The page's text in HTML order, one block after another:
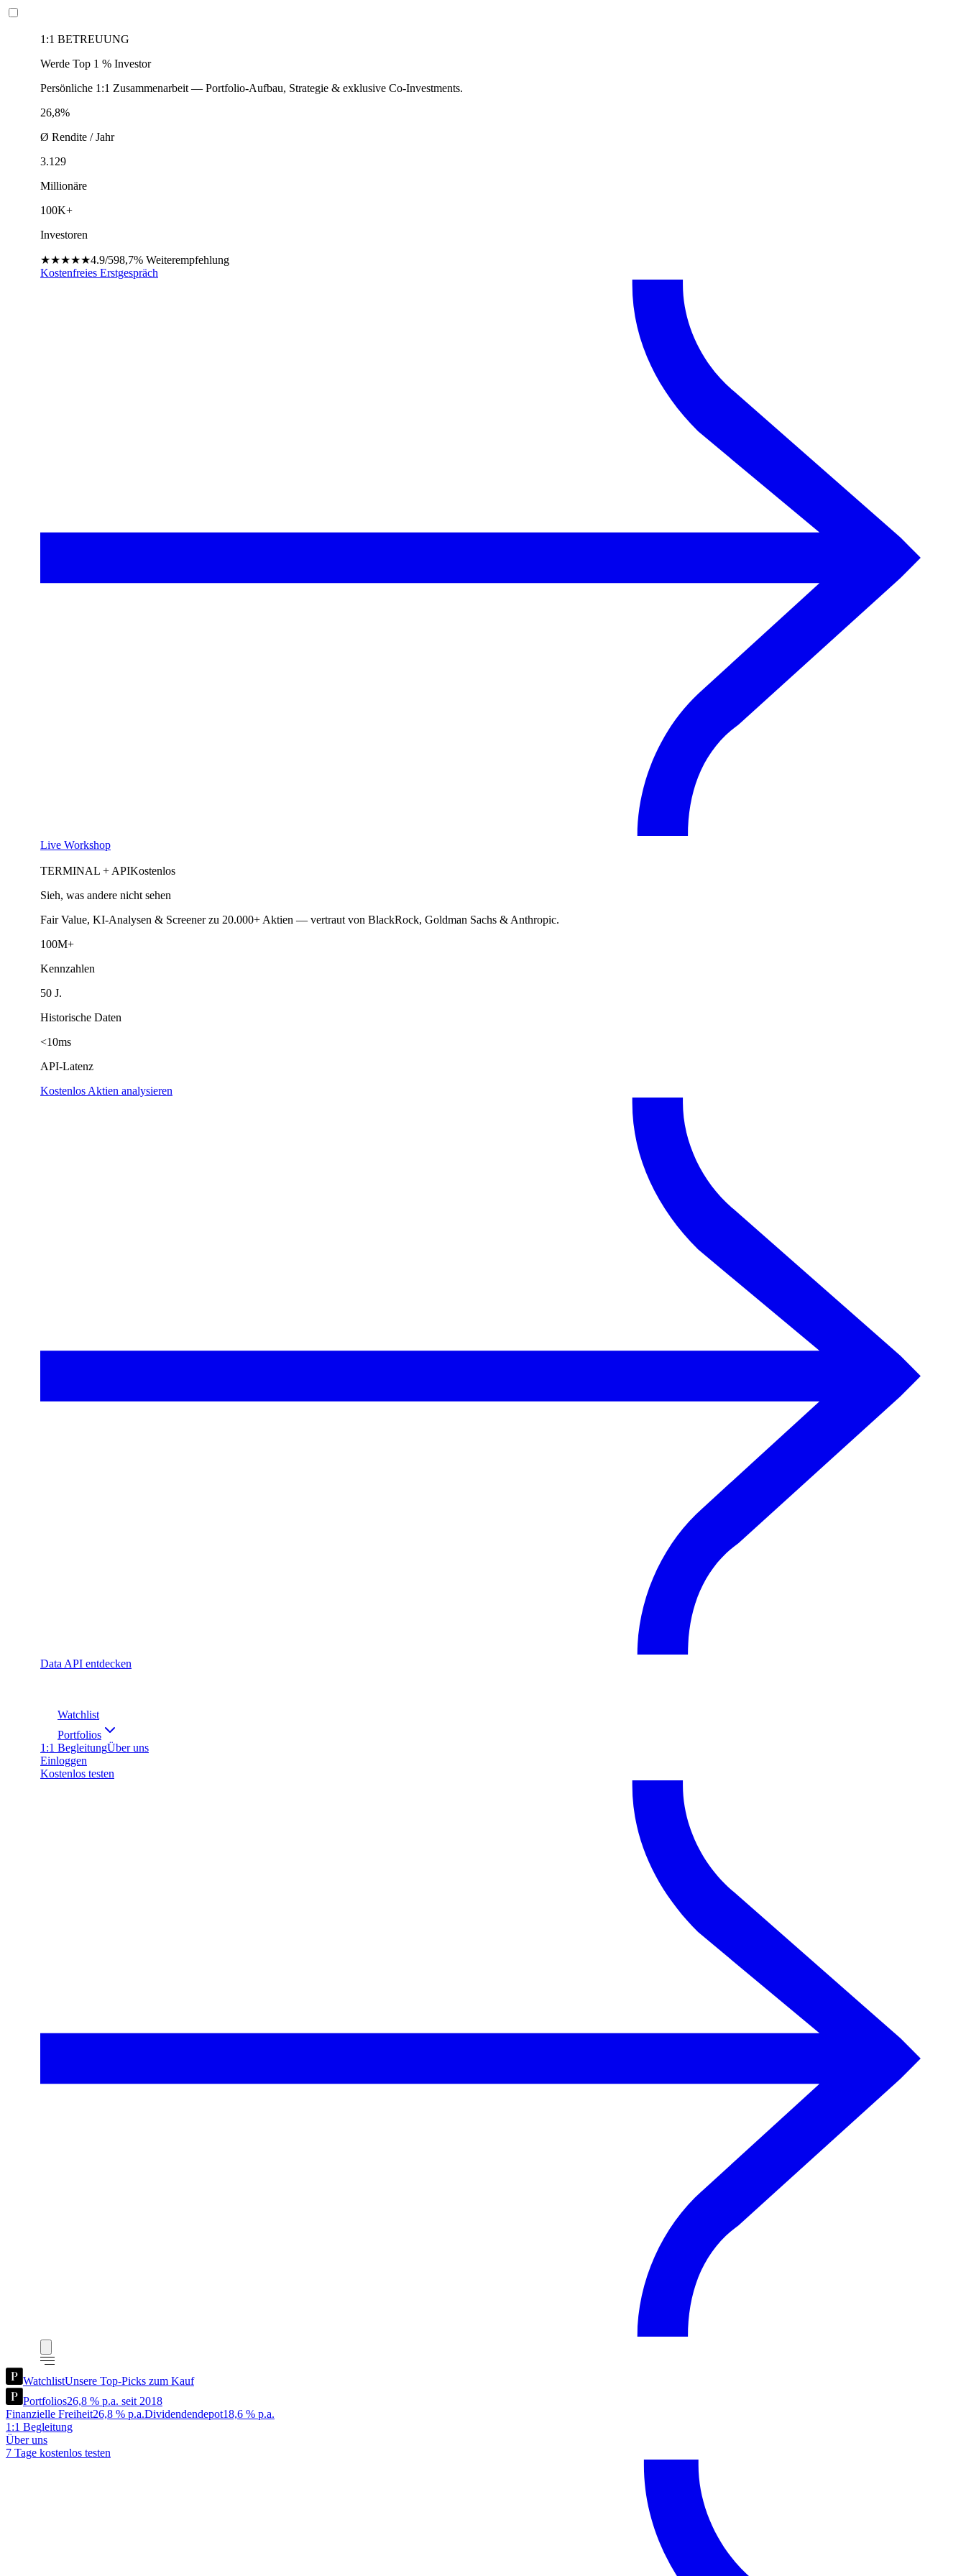
1:1 BETREUUNG
Werde Top 1 % Investor
Persönliche 1:1 Zusammenarbeit — Portfolio-Aufbau, Strategie & exklusive Co-Investments.
26,8%
Ø Rendite / Jahr
3.129
Millionäre
100K+
Investoren
★★★★★4.9/598,7% Weiterempfehlung
Kostenfreies Erstgespräch
Live Workshop
TERMINAL + APIKostenlos
Sieh, was andere nicht sehen
Fair Value, KI-Analysen & Screener zu 20.000+ Aktien — vertraut von BlackRock, Goldman Sachs & Anthropic.
100M+
Kennzahlen
50 J.
Historische Daten
<10ms
API-Latenz
Kostenlos Aktien analysieren
Data API entdecken
Watchlist
Portfolios
1:1 BegleitungÜber uns
Einloggen
Kostenlos testen
WatchlistUnsere Top-Picks zum Kauf
Portfolios26,8 % p.a. seit 2018
Finanzielle Freiheit26,8 % p.a.Dividendendepot18,6 % p.a.
1:1 Begleitung
Über uns
7 Tage kostenlos testen